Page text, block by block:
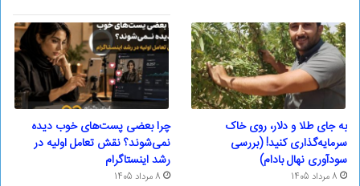
به جای طلا و دلار، روی خاک
سرمایه‌گذاری کنید! (بررسی
سودآوری نهال بادام)
8 مرداد 1405
چرا بعضی پست‌های خوب دیده
نمی‌شوند؟ نقش تعامل اولیه در
رشد اینستاگرام
8 مرداد 1405